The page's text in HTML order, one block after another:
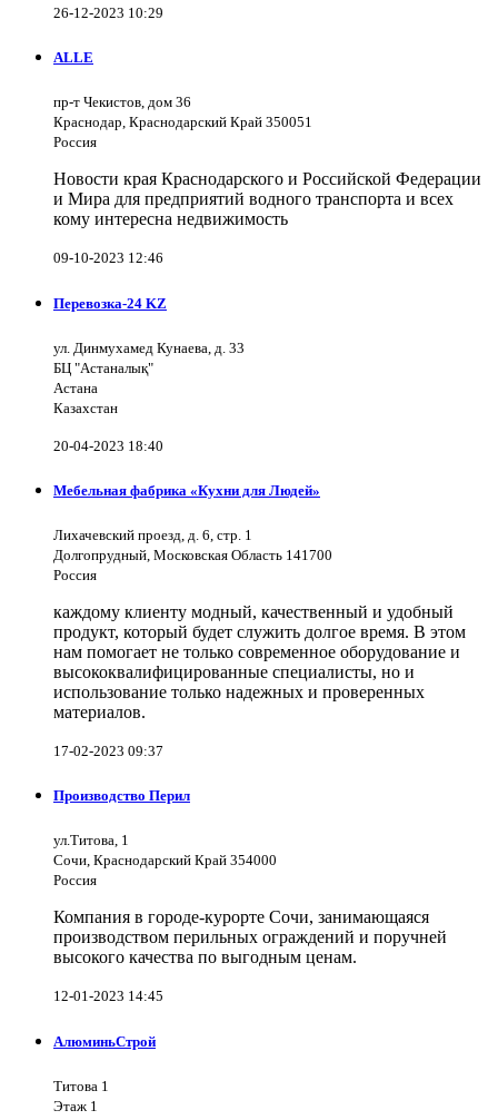
26-12-2023 10:29
ALLE
пр-т Чекистов, дом 36
Краснодар, Краснодарский Край 350051
Россия
Новости края Краснодарского и Российской Федерации
и Мира для предприятий водного транспорта и всех
кому интересна недвижимость
09-10-2023 12:46
Перевозка-24 KZ
ул. Динмухамед Кунаева, д. 33
БЦ "Астаналық"
Астана
Казахстан
20-04-2023 18:40
Мебельная фабрика «Кухни для Людей»
Лихачевский проезд, д. 6, стр. 1
Долгопрудный, Московская Область 141700
Россия
каждому клиенту модный, качественный и удобный
продукт, который будет служить долгое время. В этом
нам помогает не только современное оборудование и
высококвалифицированные специалисты, но и
использование только надежных и проверенных
материалов.
17-02-2023 09:37
Производство Перил
ул.Титова, 1
Сочи, Краснодарский Край 354000
Россия
Компания в городе-курорте Сочи, занимающаяся
производством перильных ограждений и поручней
высокого качества по выгодным ценам.
12-01-2023 14:45
АлюминьСтрой
Титова 1
Этаж 1